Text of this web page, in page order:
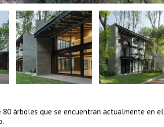
80 árboles que se encuentran actualmente en el